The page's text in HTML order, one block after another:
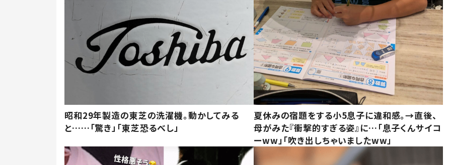
昭和29年製造の東芝の洗濯機。動かしてみる
と……「驚き」「東芝恐るべし」
夏休みの宿題をする小5息子に違和感。→直後、
母がみた『衝撃的すぎる姿』に…「息子くんサイコ
ーww」「吹き出しちゃいましたww」